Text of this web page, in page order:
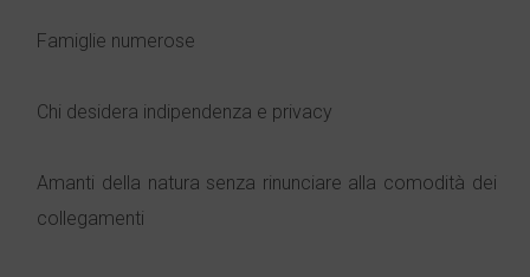
Famiglie numerose
Chi desidera indipendenza e privacy
Amanti della natura senza rinunciare alla comodità dei
collegamenti